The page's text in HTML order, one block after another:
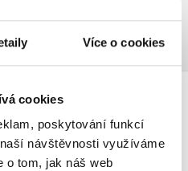
Více o cookies
cookies
poskytování funkcí
návštěvnosti využíváme
o tom, jak náš web
žádná uživatelská hodnocení.